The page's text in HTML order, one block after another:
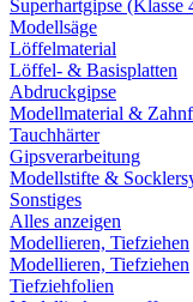
Superhartgipse (Klasse
Modellsäge
Löffelmaterial
Löffel- & Basisplatten
Abdruckgipse
Modellmaterial &
Tauchhärter
Gipsverarbeitung
Modellstifte &
Sonstiges
Alles anzeigen
Modellieren, Tiefziehen
Modellieren, Tiefziehen
Tiefziehfolien